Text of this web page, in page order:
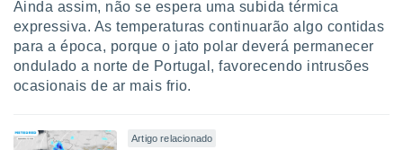
Ainda assim, não se espera uma subida térmica
expressiva. As temperaturas continuarão algo contidas
para a época, porque o jato polar deverá permanecer
ondulado a norte de Portugal, favorecendo intrusões
ocasionais de ar mais frio.
Artigo relacionado